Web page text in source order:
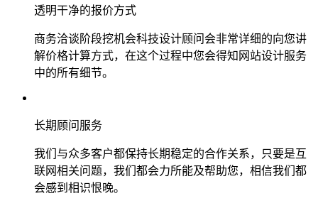
透明干净的报价方式
商务洽谈阶段挖机会科技设计顾问会非常详细的向您讲
解价格计算方式，在这个过程中您会得知网站设计服务
中的所有细节。
长期顾问服务
我们与众多客户都保持长期稳定的合作关系，只要是互
联网相关问题，我们都会力所能及帮助您，相信我们都
会感到相识恨晚。